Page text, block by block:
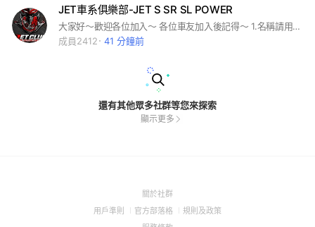
JET車系俱樂部-JET S SR SL POWER
大家好～歡迎各位加入～ 各位車友加入後記得～ 1.名稱請用…“地區+暱稱+車號“ 2.大頭照請用自己的車或臉書大頭照 3.禁止騷擾車友 4.不要留下“LINE的ID“會被系統踢 5.買賣請發記事本.請勿洗版 6.車友間請勿有金錢往來 7.晚上有臨檢可以回報唷 8.禁止任何行銷廣告 9.之後想到再加
成員2412
41 分鐘前
還有其他眾多社群等您來探索
顯示更多
關於社群(Open
用戶準則
(Open
官方部落格
(Open
規則及政策(Open